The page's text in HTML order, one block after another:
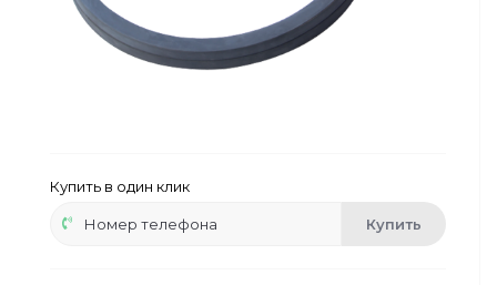
Купить в один клик
Купить